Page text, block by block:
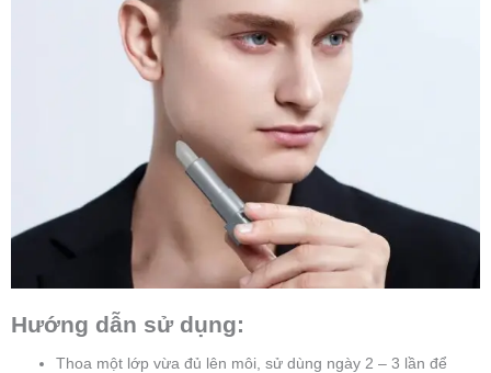
Hướng dẫn sử dụng:
Thoa một lớp vừa đủ lên môi, sử dùng ngày 2 – 3 lần để